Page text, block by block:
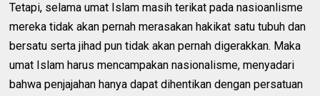
Tetapi, selama umat Islam masih terikat pada nasioanlisme
mereka tidak akan pernah merasakan hakikat satu tubuh dan
bersatu serta jihad pun tidak akan pernah digerakkan. Maka
umat Islam harus mencampakan nasionalisme, menyadari
bahwa penjajahan hanya dapat dihentikan dengan persatuan